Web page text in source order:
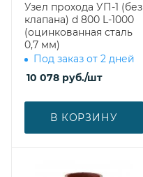
Узел прохода УП-1 (без
клапана) d 800 L-1000
(оцинкованная сталь
0,7 мм)
Под заказ от 2 дней
10 078 руб./шт
В КОРЗИНУ